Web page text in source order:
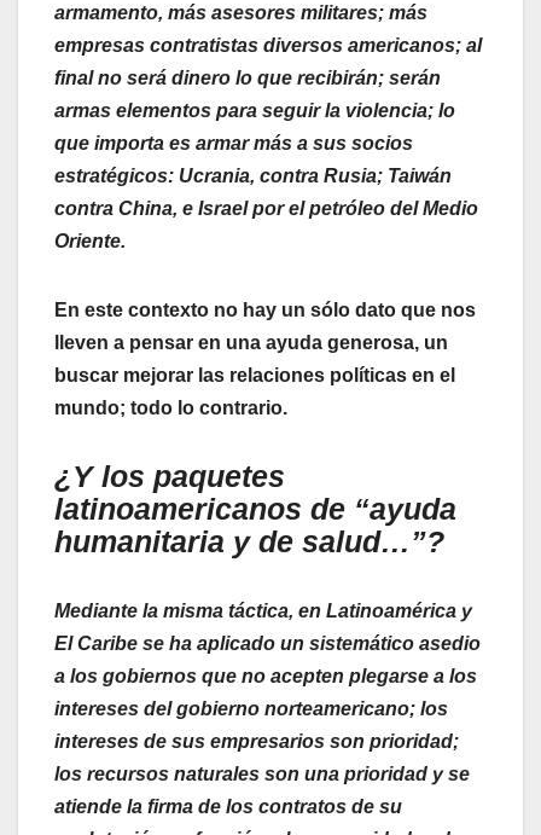
armamento, más asesores militares; más
empresas contratistas diversos americanos; al
final no será dinero lo que recibirán; serán
armas elementos para seguir la violencia; lo
que importa es armar más a sus socios
estratégicos: Ucrania, contra Rusia; Taiwán
contra China, e Israel por el petróleo del Medio
Oriente.
En este contexto no hay un sólo dato que nos
lleven a pensar en una ayuda generosa, un
buscar mejorar las relaciones políticas en el
mundo; todo lo contrario.
¿Y los paquetes
latinoamericanos de “ayuda
humanitaria y de salud…”?
Mediante la misma táctica, en Latinoamérica y
El Caribe se ha aplicado un sistemático asedio
a los gobiernos que no acepten plegarse a los
intereses del gobierno norteamericano; los
intereses de sus empresarios son prioridad;
los recursos naturales son una prioridad y se
atiende la firma de los contratos de su